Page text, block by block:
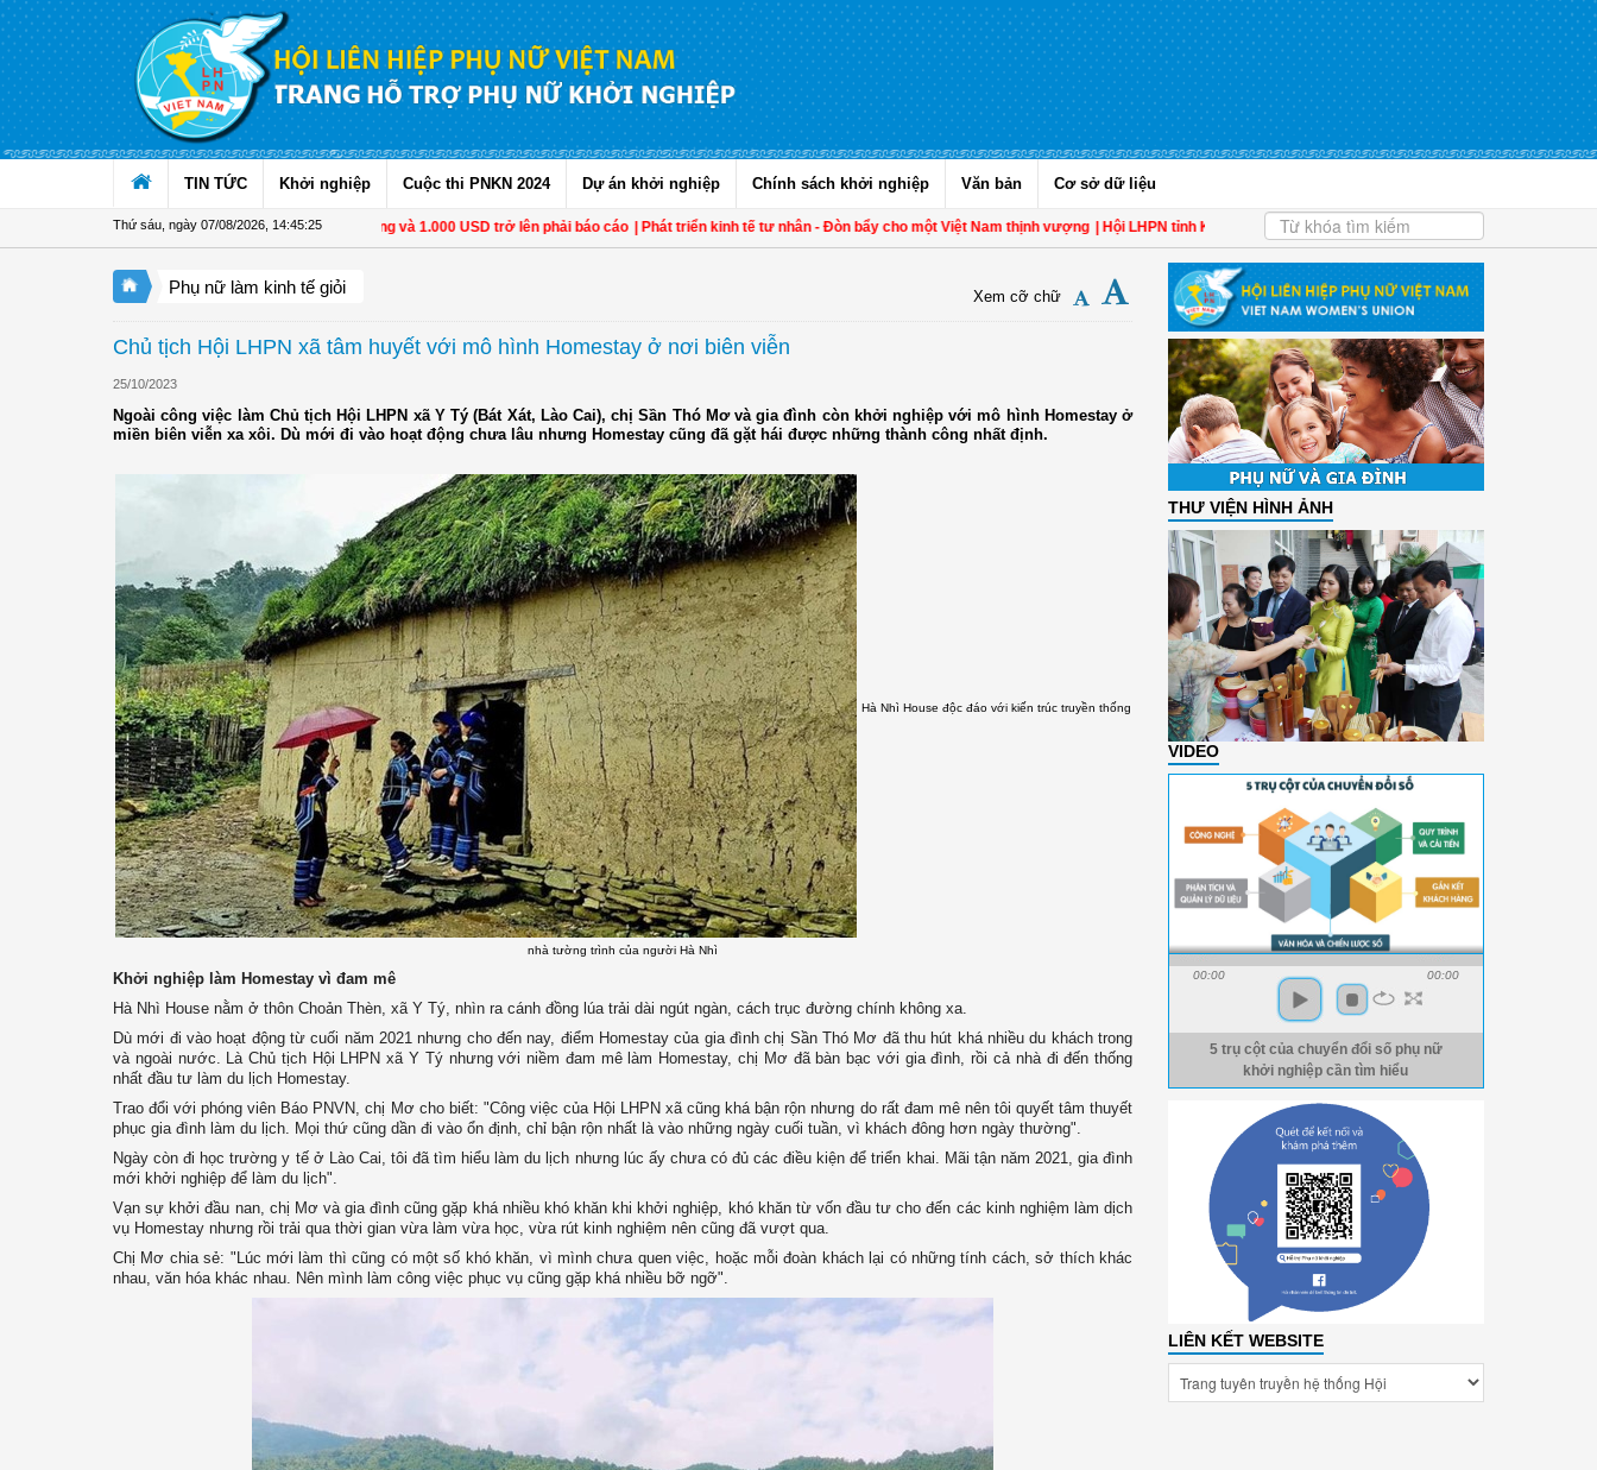
Truy cập nội dung luôn
TIN TỨC Khởi nghiệp Cuộc thi PNKN 2024 Dự án khởi nghiệp Chính sách khởi nghiệp Văn bản Cơ sở dữ liệu
Thứ sáu, ngày 07/08/2026 14:45:26
Từ 1/11, chuyển tiền từ 500 triệu đồng và 1.000 USD trở lên phải báo cáo | Phát triển kinh tế tư nhân - Đòn bẩy cho một Việt Nam thịnh vượng | Hội LHPN tỉnh Kiên Giang biểu dương phụ nữ tiêu biểu trong tham gia đề án
Phụ nữ làm kinh tế giỏi Xem cỡ chữ
Chủ tịch Hội LHPN xã tâm huyết với mô hình Homestay ở nơi biên viễn
25/10/2023
Ngoài công việc làm Chủ tịch Hội LHPN xã Y Tý (Bát Xát, Lào Cai), chị Sần Thó Mơ và gia đình còn khởi nghiệp với mô hình Homestay ở
miền biên viễn xa xôi. Dù mới đi vào hoạt động chưa lâu nhưng Homestay cũng đã gặt hái được những thành công nhất định.
Hà Nhì House độc đáo với kiến trúc truyền thống
nhà tường trình của người Hà Nhì
Khởi nghiệp làm Homestay vì đam mê
Hà Nhì House nằm ở thôn Choản Thèn, xã Y Tý, nhìn ra cánh đồng lúa trải dài ngút ngàn, cách trục đường chính không xa.
Dù mới đi vào hoạt động từ cuối năm 2021 nhưng cho đến nay, điểm Homestay của gia đình chị Sần Thó Mơ đã thu hút khá nhiều du khách trong
và ngoài nước. Là Chủ tịch Hội LHPN xã Y Tý nhưng với niềm đam mê làm Homestay, chị Mơ đã bàn bạc với gia đình, rồi cả nhà đi đến thống
nhất đầu tư làm du lịch Homestay.
Trao đổi với phóng viên Báo PNVN, chị Mơ cho biết: "Công việc của Hội LHPN xã cũng khá bận rộn nhưng do rất đam mê nên tôi quyết tâm thuyết
phục gia đình làm du lịch. Mọi thứ cũng dần đi vào ổn định, chỉ bận rộn nhất là vào những ngày cuối tuần, vì khách đông hơn ngày thường".
Ngày còn đi học trường y tế ở Lào Cai, tôi đã tìm hiểu làm du lịch nhưng lúc ấy chưa có đủ các điều kiện để triển khai. Mãi tận năm 2021, gia đình
mới khởi nghiệp để làm du lịch".
Vạn sự khởi đầu nan, chị Mơ và gia đình cũng gặp khá nhiều khó khăn khi khởi nghiệp, khó khăn từ vốn đầu tư cho đến các kinh nghiệm làm dịch
vụ Homestay nhưng rồi trải qua thời gian vừa làm vừa học, vừa rút kinh nghiệm nên cũng đã vượt qua.
Chị Mơ chia sẻ: "Lúc mới làm thì cũng có một số khó khăn, vì mình chưa quen việc, hoặc mỗi đoàn khách lại có những tính cách, sở thích khác
nhau, văn hóa khác nhau. Nên mình làm công việc phục vụ cũng gặp khá nhiều bỡ ngỡ".
THƯ VIỆN HÌNH ẢNH
VIDEO
00:00 00:00
5 trụ cột của chuyển đổi số phụ nữ
khởi nghiệp cần tìm hiểu
LIÊN KẾT WEBSITE